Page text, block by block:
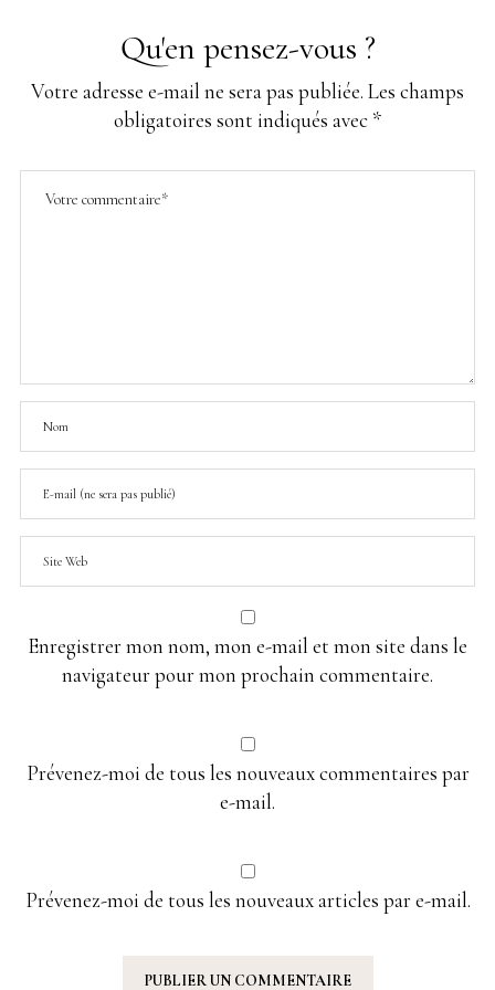
Qu'en pensez-vous ?
Votre adresse e-mail ne sera pas publiée. Les champs
obligatoires sont indiqués avec *
Enregistrer mon nom, mon e-mail et mon site dans le
navigateur pour mon prochain commentaire.
Prévenez-moi de tous les nouveaux commentaires par
e-mail.
Prévenez-moi de tous les nouveaux articles par e-mail.